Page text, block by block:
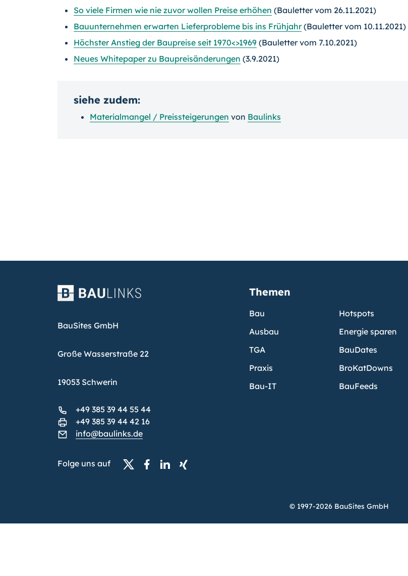
So viele Firmen wie nie zuvor wollen Preise erhöhen (Bauletter vom 26.11.2021)
Bauunternehmen erwarten Lieferprobleme bis ins Frühjahr(Bauletter vom 10.11.2021)
Höchster Anstieg der Baupreise seit 1970<>1969 (Bauletter vom 7.10.2021)
Neues Whitepaper zu Baupreisänderungen (3.9.2021)
siehe zudem:
Materialmangel / Preissteigerungen von Baulinks
BauSites GmbH
Große Wasserstraße 22
19053 Schwerin
+49 385 39 44 55 44
+49 385 39 44 42 16
info@baulinks.de
Folge uns auf
Themen
Bau
Ausbau
TGA
Praxis
Bau-IT
Hotspots
Energie sparen
BauDates
BroKatDowns
BauFeeds
© 1997-2026 BauSites GmbH